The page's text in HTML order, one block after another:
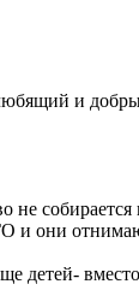
и
не собирается
и они